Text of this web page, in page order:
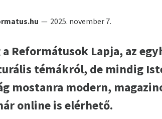
2025. november 7.
Reformátusok Lapja, az
témákról, de mindig
mostanra modern,
online is elérhető.